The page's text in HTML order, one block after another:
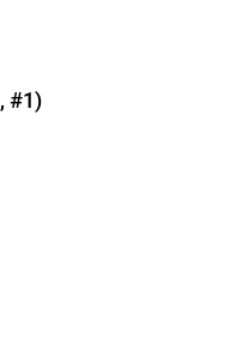
#1)